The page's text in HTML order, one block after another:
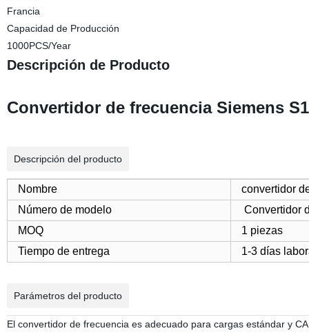
Francia
Capacidad de Producción
1000PCS/Year
Descripción de Producto
Convertidor de frecuencia Siemens
Descripción del producto
Nombre
convertidor
Número de modelo
Convertidor
MOQ
1 piezas
Tiempo de entrega
1-3 días
Parámetros del producto
El convertidor de frecuencia es adecuado para cargas estándar y